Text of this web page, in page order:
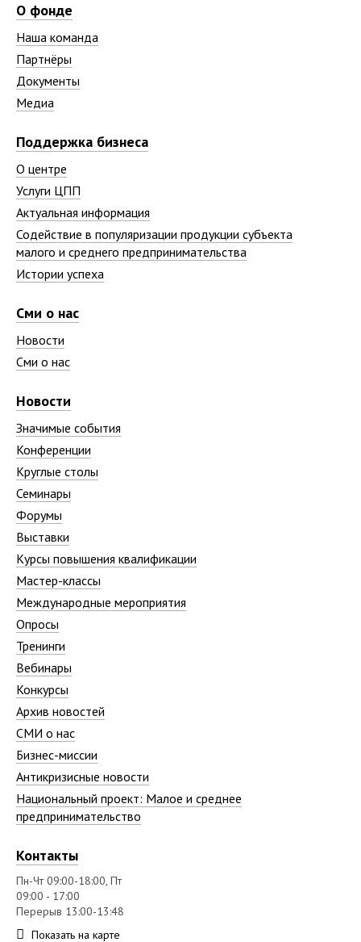
О фонде
Наша команда
Партнёры
Документы
Медиа
Поддержка бизнеса
О центре
Услуги ЦПП
Актуальная информация
Содействие в популяризации продукции субъекта
малого и среднего предпринимательства
Истории успеха
Сми о нас
Новости
Сми о нас
Новости
Значимые события
Конференции
Круглые столы
Семинары
Форумы
Выставки
Курсы повышения квалификации
Мастер-классы
Международные мероприятия
Опросы
Тренинги
Вебинары
Конкурсы
Архив новостей
СМИ о нас
Бизнес-миссии
Антикризисные новости
Национальный проект: Малое и среднее
предпринимательство
Контакты
Пн-Чт 09:00-18:00, Пт
09:00 - 17:00
Перерыв 13:00-13:48
Показать на карте